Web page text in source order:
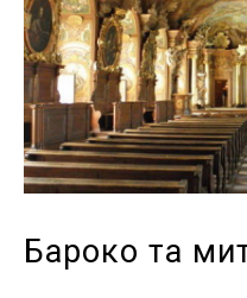
Бароко та